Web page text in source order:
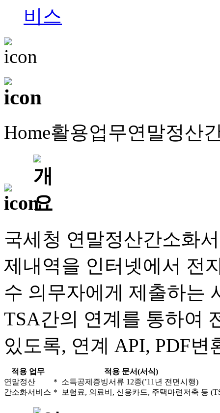
Home활용업무연말정산
국세청 연말정산간소화
제내역을 인터넷에서 전
수 의무자에게 제출하는
TSA간의 연계를 통하여
있도록, 연계 API, PDF
적용 업무
적용 문서(서식)
연말정산
간소화서비스
＊ 소득공제증빙서류 12종(’11년 전면시행)
＊ 보험료, 의료비, 신용카드, 주택마련저축 등